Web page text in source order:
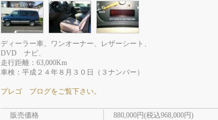
ディーラー車、ワンオーナー、レザーシート、
DVD ナビ、
走行距離：63,000Km
車検：平成２４年８月３０日（３ナンバー）
プレゴ ブログをご覧下さい。
販売価格
880,000円(税込968,000円)